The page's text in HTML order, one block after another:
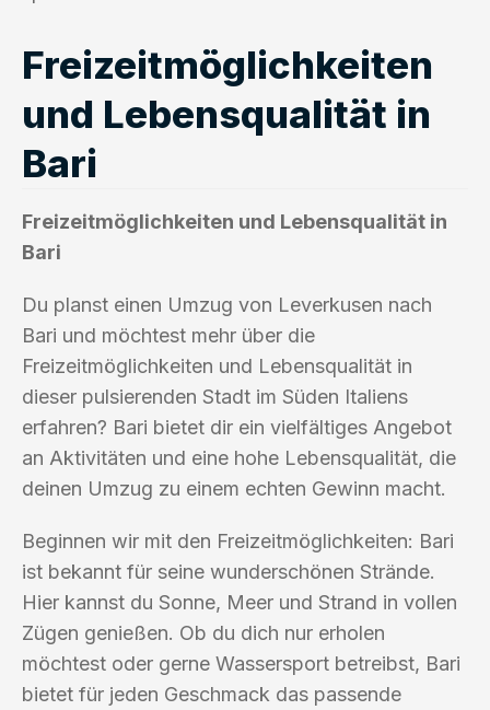
Freizeitmöglichkeiten
und Lebensqualität in
Bari
Freizeitmöglichkeiten und Lebensqualität in
Bari
Du planst einen Umzug von Leverkusen nach
Bari und möchtest mehr über die
Freizeitmöglichkeiten und Lebensqualität in
dieser pulsierenden Stadt im Süden Italiens
erfahren? Bari bietet dir ein vielfältiges Angebot
an Aktivitäten und eine hohe Lebensqualität, die
deinen Umzug zu einem echten Gewinn macht.
Beginnen wir mit den Freizeitmöglichkeiten: Bari
ist bekannt für seine wunderschönen Strände.
Hier kannst du Sonne, Meer und Strand in vollen
Zügen genießen. Ob du dich nur erholen
möchtest oder gerne Wassersport betreibst, Bari
bietet für jeden Geschmack das passende